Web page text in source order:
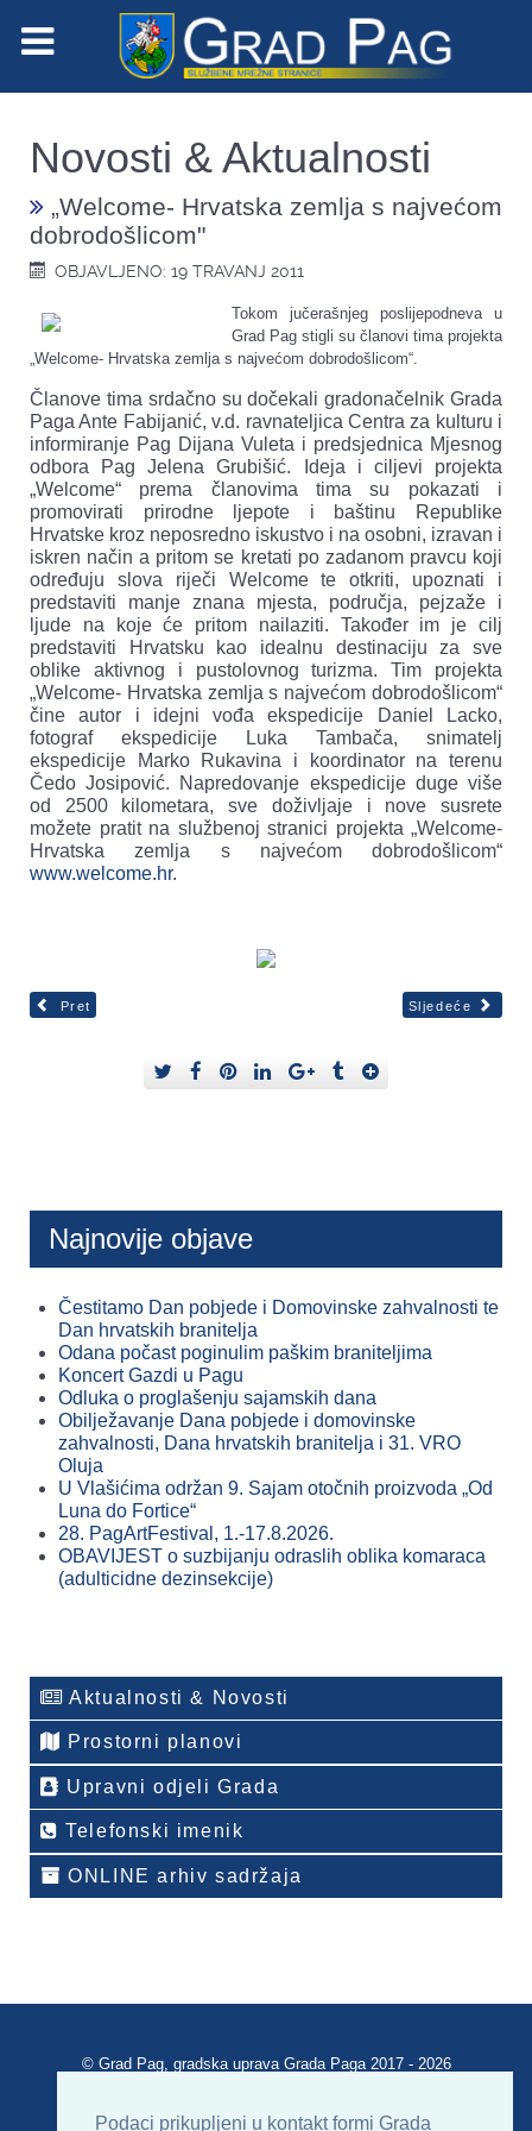
Podaci prikupljeni u kontakt formi Grada
Novosti & Aktualnosti
„Welcome- Hrvatska zemlja s najvećom
dobrodošlicom"
OBJAVLJENO: 19 TRAVANJ 2011
Tokom jučerašnjeg poslijepodneva u
Grad Pag stigli su članovi tima projekta
„Welcome- Hrvatska zemlja s najvećom dobrodošlicom“.
Članove tima srdačno su dočekali gradonačelnik Grada
Paga Ante Fabijanić, v.d. ravnateljica Centra za kulturu i
informiranje Pag Dijana Vuleta i predsjednica Mjesnog
odbora Pag Jelena Grubišić. Ideja i ciljevi projekta
„Welcome“ prema članovima tima su pokazati i
promovirati prirodne ljepote i baštinu Republike
Hrvatske kroz neposredno iskustvo i na osobni, izravan i
iskren način a pritom se kretati po zadanom pravcu koji
određuju slova riječi Welcome te otkriti, upoznati i
predstaviti manje znana mjesta, područja, pejzaže i
ljude na koje će pritom nailaziti. Također im je cilj
predstaviti Hrvatsku kao idealnu destinaciju za sve
oblike aktivnog i pustolovnog turizma. Tim projekta
„Welcome- Hrvatska zemlja s najvećom dobrodošlicom“
čine autor i idejni vođa ekspedicije Daniel Lacko,
fotograf ekspedicije Luka Tambača, snimatelj
ekspedicije Marko Rukavina i koordinator na terenu
Čedo Josipović. Napredovanje ekspedicije duge više
od 2500 kilometara, sve doživljaje i nove susrete
možete pratit na službenoj stranici projekta „Welcome-
Hrvatska zemlja s najvećom dobrodošlicom“
www.welcome.hr.
Pret Sljedeće
Najnovije objave
Čestitamo Dan pobjede i Domovinske zahvalnosti te
Dan hrvatskih branitelja
Odana počast poginulim paškim braniteljima
Koncert Gazdi u Pagu
Odluka o proglašenju sajamskih dana
Obilježavanje Dana pobjede i domovinske
zahvalnosti, Dana hrvatskih branitelja i 31. VRO
Oluja
U Vlašićima održan 9. Sajam otočnih proizvoda „Od
Luna do Fortice“
28. PagArtFestival, 1.-17.8.2026.
OBAVIJEST o suzbijanju odraslih oblika komaraca
(adulticidne dezinsekcije)
Aktualnosti & Novosti
Prostorni planovi
Upravni odjeli Grada
Telefonski imenik
ONLINE arhiv sadržaja
© Grad Pag, gradska uprava Grada Paga 2017 - 2026